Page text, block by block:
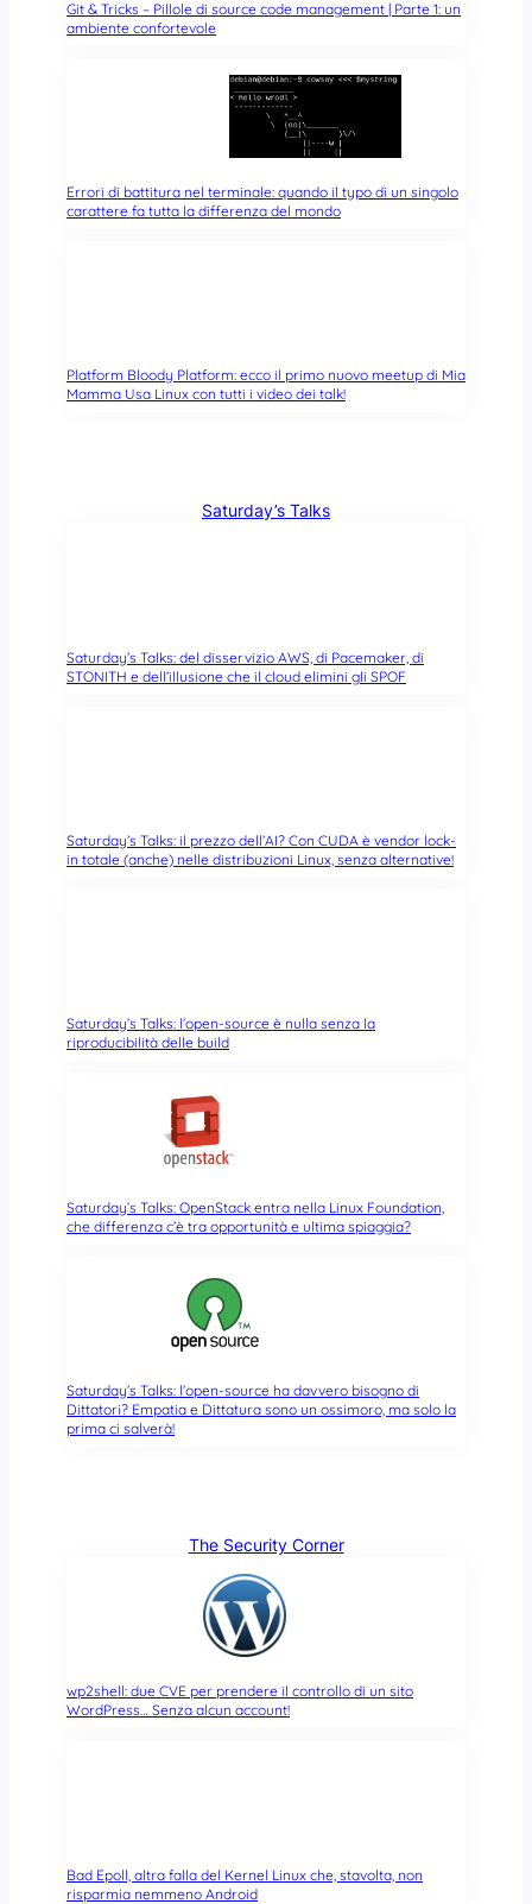
Git & Tricks – Pillole di source code management | Parte 1: un
ambiente confortevole
Errori di battitura nel terminale: quando il typo di un singolo
carattere fa tutta la differenza del mondo
Platform Bloody Platform: ecco il primo nuovo meetup di Mia
Mamma Usa Linux con tutti i video dei talk!
Saturday’s Talks
Saturday’s Talks: del disservizio AWS, di Pacemaker, di
STONITH e dell’illusione che il cloud elimini gli SPOF
Saturday’s Talks: il prezzo dell’AI? Con CUDA è vendor lock-
in totale (anche) nelle distribuzioni Linux, senza alternative!
Saturday’s Talks: l’open-source è nulla senza la
riproducibilità delle build
Saturday’s Talks: OpenStack entra nella Linux Foundation,
che differenza c’è tra opportunità e ultima spiaggia?
Saturday’s Talks: l’open-source ha davvero bisogno di
Dittatori? Empatia e Dittatura sono un ossimoro, ma solo la
prima ci salverà!
The Security Corner
wp2shell: due CVE per prendere il controllo di un sito
WordPress… Senza alcun account!
Bad Epoll, altra falla del Kernel Linux che, stavolta, non
risparmia nemmeno Android